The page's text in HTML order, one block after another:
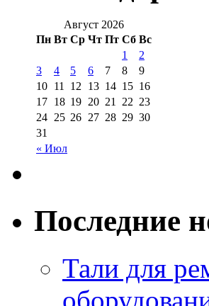
Август 2026
Пн Вт Ср Чт Пт Сб Вс
« Июл
1
2
3
4 5 6 7 8
9
10 11 12 13 14 15 16
17 18 19 20 21 22 23
24 25 26 27 28 29 30
31
Последние
Тали для